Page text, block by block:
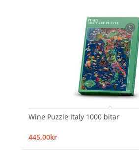
Wine Puzzle Italy 1000 bitar
445,00kr